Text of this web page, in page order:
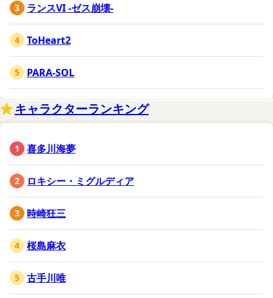
ランスVI -ゼス崩壊-
ToHeart2
PARA-SOL
キャラクターランキング
喜多川海夢
ロキシー・ミグルディア
時崎狂三
桜島麻衣
古手川唯